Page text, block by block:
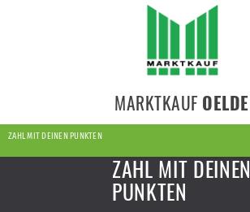
MARKTKAUF OELDE
ZAHL MIT DEINEN PUNKTEN
ZAHL MIT DEINEN
PUNKTEN